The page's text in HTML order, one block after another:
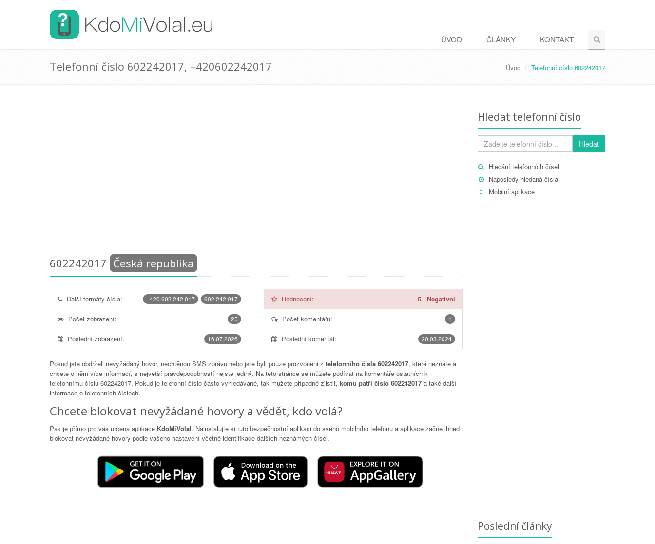
ÚVOD ČLÁNKY KONTAKT
Telefonní číslo 602242017, +420602242017 Úvod Telefonní číslo 602242017
602242017 Česká republika
602 242 017
+420 602 242 017
Další formáty čísla:
25
Počet zobrazení:
16.07.2026
Poslední zobrazení:
Hodnocení: 5- Negativní
1
Počet komentářů:
20.03.2024
Poslední komentář:
Pokud jste obdrželi nevyžádaný hovor, nechtěnou SMS zprávu nebo jste byli pouze prozvoněni z telefonního čísla 602242017, které neznáte a
chcete o něm více informací, s největší pravděpodobností nejste jediný. Na této stránce se můžete podívat na komentáře ostatních k
telefonnímu číslu 602242017. Pokud je telefonní číslo často vyhledávané, tak můžete případně zjistit, komu patří číslo 602242017 a také další
informace o telefonních číslech.
Chcete blokovat nevyžádané hovory a vědět, kdo volá?
Pak je přímo pro vás určena aplikace KdoMiVolal. Nainstalujte si tuto bezpečnostní aplikaci do svého mobilního telefonu a aplikace začne ihned
blokovat nevyžádané hovory podle vašeho nastavení včetně identifikace dalších neznámých čísel.
Hledat telefonní číslo
Hledat
Hledání telefonních čísel
Naposledy hledaná čísla
Mobilní aplikace
Poslední články